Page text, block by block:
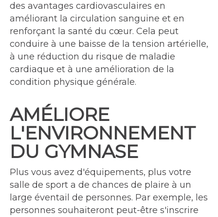
des avantages cardiovasculaires en
améliorant la circulation sanguine et en
renforçant la santé du cœur. Cela peut
conduire à une baisse de la tension artérielle,
à une réduction du risque de maladie
cardiaque et à une amélioration de la
condition physique générale.
AMÉLIORE
L'ENVIRONNEMENT
DU GYMNASE
Plus vous avez d'équipements, plus votre
salle de sport a de chances de plaire à un
large éventail de personnes. Par exemple, les
personnes souhaiteront peut-être s'inscrire